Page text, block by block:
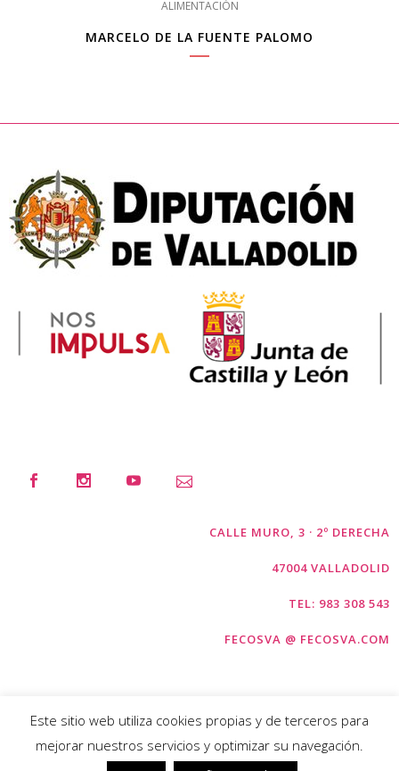
ALIMENTACIÓN
MARCELO DE LA FUENTE PALOMO
CALLE MURO, 3 · 2º DERECHA
47004 VALLADOLID
TEL: 983 308 543
FECOSVA @ FECOSVA.COM
COPYRIGHT © FECOSVA 2026 |AVISO
Este sitio web utiliza cookies propias y de terceros para
mejorar nuestros servicios y optimizar su navegación.